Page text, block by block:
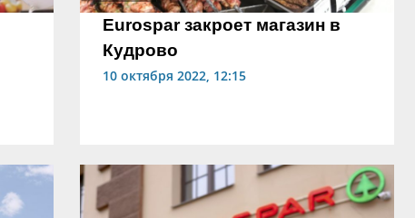
Eurospar закроет магазин в
Кудрово
10 октября 2022, 12:15